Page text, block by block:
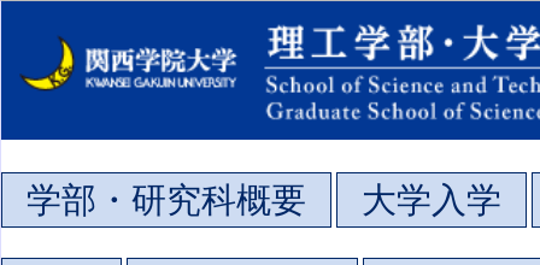
学部・研究科概要 大学入学